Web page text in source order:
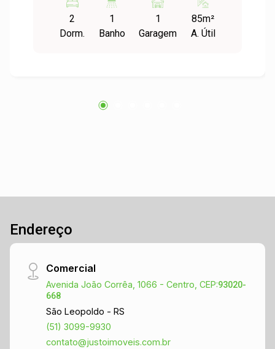
um lar moderno e aconchegante. Acabamento de
alto padrão e ótima distribuição dos espaços
garantem qualidade de vida. Localização
2
Dorm.
1
Banho
1
Garagem
85m²
A. Útil
Endereço
Comercial
Avenida João Corrêa, 1066 - Centro, CEP:93020-
668
São Leopoldo - RS
(51) 3099-9930
contato@justoimoveis.com.br